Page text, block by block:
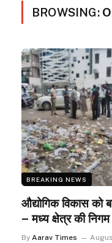
BROWSING:
BREAKING NEWS
औद्योगिक विकास को
– मध्य क्षेत्र की
By Aarav Times